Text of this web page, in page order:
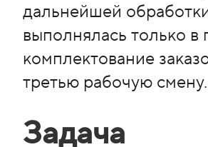
дальнейшей
выполнялась только в
комплектование
третью рабочую смену.
Задача